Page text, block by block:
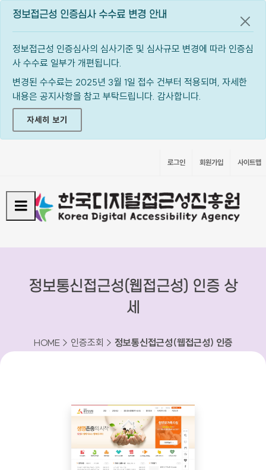
정보접근성 인증심사 수수료 변경 안내
정보접근성 인증심사의 심사기준 및 심사규모 변경에 따라 인증심
사 수수료 일부가 개편됩니다.
변경된 수수료는 2025년 3월 1일 접수 건부터 적용되며, 자세한
내용은 공지사항을 참고 부탁드립니다. 감사합니다.
자세히 보기
공지
로그인 회원가입 사이트맵
정보통신접근성(웹접근성) 인증 상
세
HOME > 인증조회 > 정보통신접근성(웹접근성) 인증